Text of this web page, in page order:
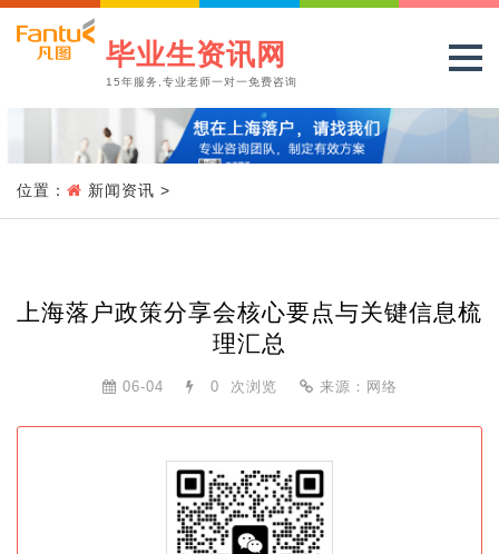
毕业生资讯网
15年服务,专业老师一对一免费咨询
位置： 新闻资讯 >
上海落户政策分享会核心要点与关键信息梳
理汇总
06-04 0 次浏览 来源：网络